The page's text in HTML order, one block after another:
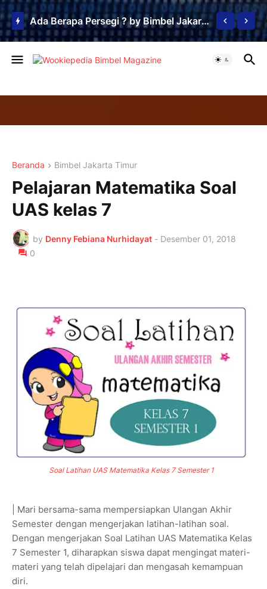
Ada Berapa Persegi ? by Bimbel Jakarta Timur
Beranda Bimbel Jakarta Timur
Pelajaran Matematika Soal
UAS kelas 7
by Denny Febiana Nurhidayat - Desember 01, 2018
0
Soal Latihan UAS Matematika Kelas 7 Semester 1
| Mari bersama-sama mempersiapkan Ulangan Akhir
Semester dengan mengerjakan latihan-latihan soal.
Dengan mengerjakan Soal Latihan UAS Matematika Kelas
7 Semester 1, diharapkan siswa dapat mengingat materi-
materi yang telah dipelajari dan mengasah kemampuan
diri.